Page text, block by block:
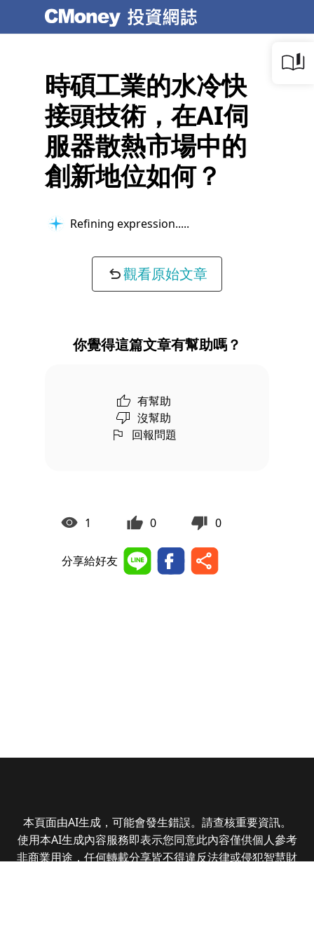
時碩工業的水冷快
接頭技術，在AI伺
服器散熱市場中的
創新地位如何？
Building context...
觀看原始文章
你覺得這篇文章有幫助嗎？
有幫助
沒幫助
回報問題
1 0 0
分享給好友
本頁面由AI生成，可能會發生錯誤。請查核重要資訊。
使用本AI生成內容服務即表示您同意此內容僅供個人參考
非商業用途，任何轉載分享皆不得違反法律或侵犯智慧財